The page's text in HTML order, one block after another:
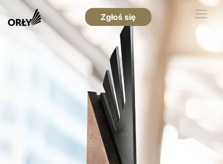
Zgłoś się